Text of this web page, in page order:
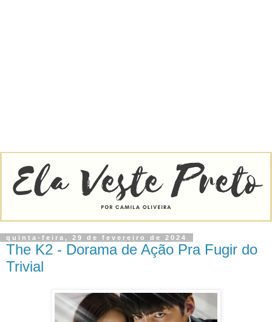
quinta-feira, 29 de fevereiro de 2024
The K2 - Dorama de Ação Pra Fugir do
Trivial